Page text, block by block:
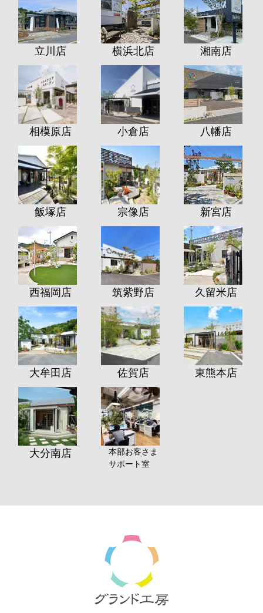
立川店 横浜北店 湘南店
相模原店 小倉店 八幡店
飯塚店 宗像店 新宮店
西福岡店 筑紫野店 久留米店
大牟田店 佐賀店 東熊本店
大分南店
本部お客さま
サポート室